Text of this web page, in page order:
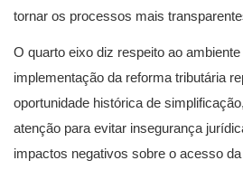
tornar os processos mais
O quarto eixo diz respeito ao
implementação da reforma tributária
oportunidade histórica de
atenção para evitar insegurança
impactos negativos sobre o acesso